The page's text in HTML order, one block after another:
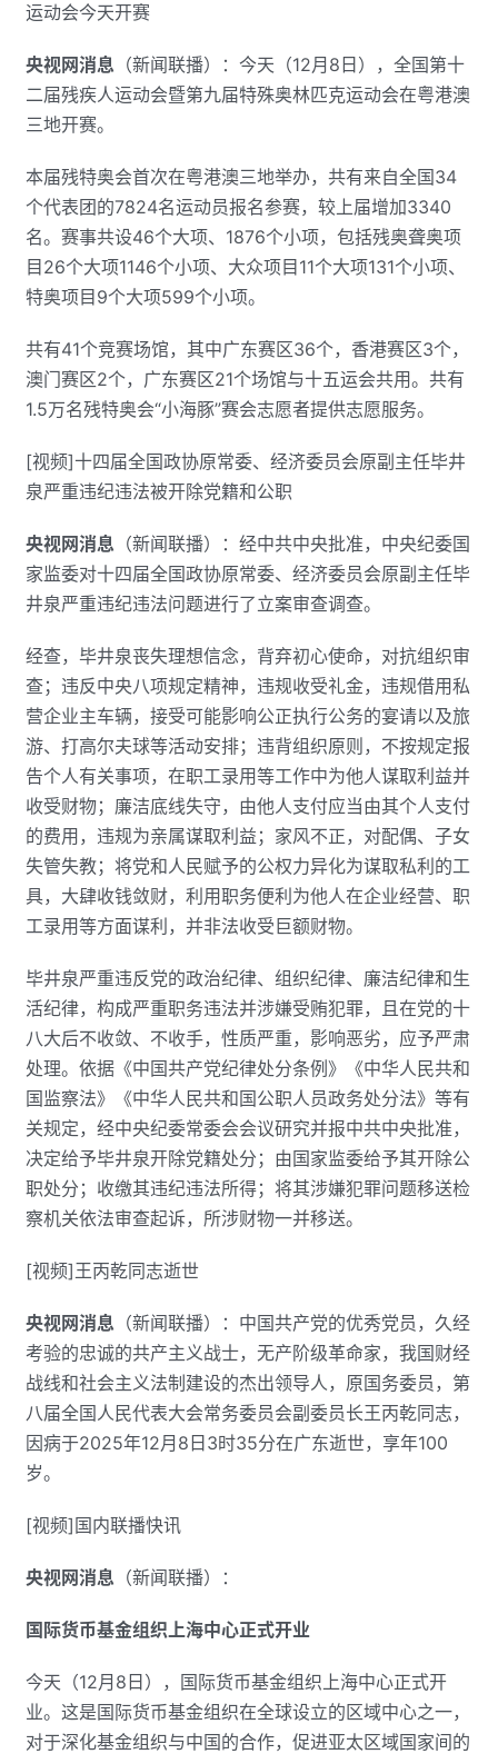
运动会今天开赛
央视网消息 （新闻联播）：今天（12月8日），全国第十
二届残疾人运动会暨第九届特殊奥林匹克运动会在粤港澳
三地开赛。
本届残特奥会首次在粤港澳三地举办，共有来自全国34
个代表团的7824名运动员报名参赛，较上届增加3340
名。赛事共设46个大项、1876个小项，包括残奥聋奥项
目26个大项1146个小项、大众项目11个大项131个小项、
特奥项目9个大项599个小项。
共有41个竞赛场馆，其中广东赛区36个，香港赛区3个，
澳门赛区2个，广东赛区21个场馆与十五运会共用。共有
1.5万名残特奥会“小海豚”赛会志愿者提供志愿服务。
[视频]十四届全国政协原常委、经济委员会原副主任毕井
泉严重违纪违法被开除党籍和公职
央视网消息 （新闻联播）：经中共中央批准，中央纪委国
家监委对十四届全国政协原常委、经济委员会原副主任毕
井泉严重违纪违法问题进行了立案审查调查。
经查，毕井泉丧失理想信念，背弃初心使命，对抗组织审
查；违反中央八项规定精神，违规收受礼金，违规借用私
营企业主车辆，接受可能影响公正执行公务的宴请以及旅
游、打高尔夫球等活动安排；违背组织原则，不按规定报
告个人有关事项，在职工录用等工作中为他人谋取利益并
收受财物；廉洁底线失守，由他人支付应当由其个人支付
的费用，违规为亲属谋取利益；家风不正，对配偶、子女
失管失教；将党和人民赋予的公权力异化为谋取私利的工
具，大肆收钱敛财，利用职务便利为他人在企业经营、职
工录用等方面谋利，并非法收受巨额财物。
毕井泉严重违反党的政治纪律、组织纪律、廉洁纪律和生
活纪律，构成严重职务违法并涉嫌受贿犯罪，且在党的十
八大后不收敛、不收手，性质严重，影响恶劣，应予严肃
处理。依据《中国共产党纪律处分条例》《中华人民共和
国监察法》《中华人民共和国公职人员政务处分法》等有
关规定，经中央纪委常委会会议研究并报中共中央批准，
决定给予毕井泉开除党籍处分；由国家监委给予其开除公
职处分；收缴其违纪违法所得；将其涉嫌犯罪问题移送检
察机关依法审查起诉，所涉财物一并移送。
[视频]王丙乾同志逝世
央视网消息 （新闻联播）：中国共产党的优秀党员，久经
考验的忠诚的共产主义战士，无产阶级革命家，我国财经
战线和社会主义法制建设的杰出领导人，原国务委员，第
八届全国人民代表大会常务委员会副委员长王丙乾同志，
因病于2025年12月8日3时35分在广东逝世，享年100
岁。
[视频]国内联播快讯
央视网消息 （新闻联播）：
国际货币基金组织上海中心正式开业
今天（12月8日），国际货币基金组织上海中心正式开
业。这是国际货币基金组织在全球设立的区域中心之一，
对于深化基金组织与中国的合作，促进亚太区域国家间的